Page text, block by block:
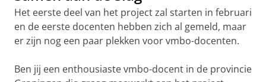
Het eerste deel van het project zal starten in februari
en de eerste docenten hebben zich al gemeld, maar
er zijn nog een paar plekken voor vmbo-docenten.
Ben jij een enthousiaste vmbo-docent in de provincie